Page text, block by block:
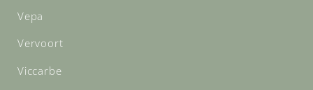
Vepa
Vervoort
Viccarbe